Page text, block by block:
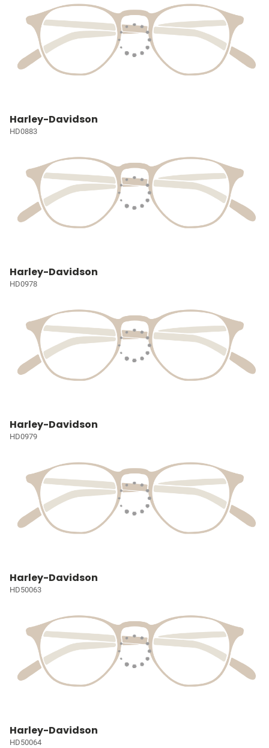
Harley-Davidson
HD0883
Harley-Davidson
HD0978
Harley-Davidson
HD0979
Harley-Davidson
HD50063
Harley-Davidson
HD50064